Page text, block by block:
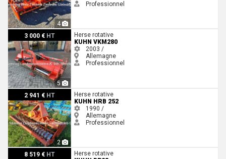
4
Professionnel
3 000 € HT
5
Kuhn VKM280
Herse rotative
KUHN VKM280
2003 /
Allemagne
Professionnel
2 941 € HT
2
Kuhn HRB 252
Herse rotative
KUHN HRB 252
1990 /
Allemagne
Professionnel
8 519 € HT
Kuhn BP28
Herse rotative